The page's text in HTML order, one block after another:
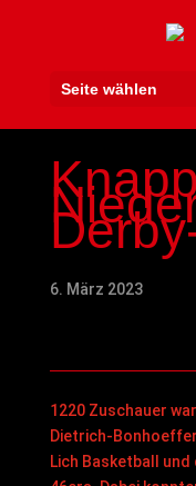
Seite wählen
6. März 2023
1220 Zuschauer
Dietrich-
Lich Basketball und